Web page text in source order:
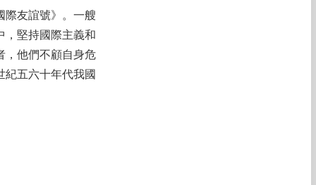
際友誼號》。一艘
，堅持國際主義和
，他們不顧自身危
紀五六十年代我國